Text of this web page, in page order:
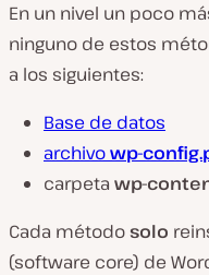
En un nivel un poco
ninguno de estos
a los siguientes:
Base de datos
archivowp-
carpeta wp-
Cada métodosolo
(software core) de